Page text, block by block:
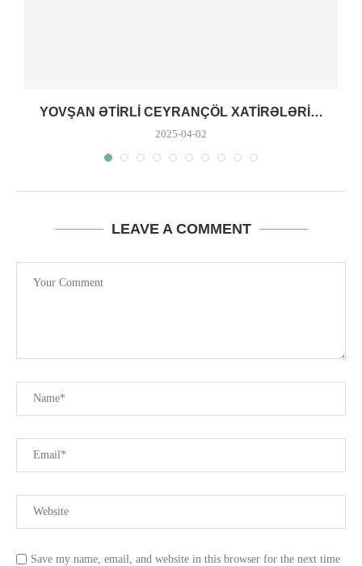
YOVŞAN ƏTIRLI CEYRANÇÖL XATIRƏLƏRI…
2025-04-02
LEAVE A COMMENT
Save my name, email, and website in this browser for the next time